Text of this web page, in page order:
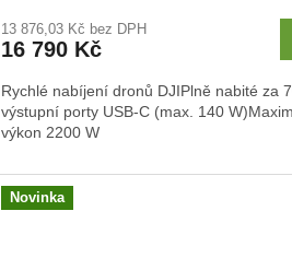
13 876,03 Kč bez DPH
16 790 Kč
Rychlé nabíjení dronů DJIPlně nabité za
výstupní porty USB-C (max. 140
výkon 2200 W
Novinka